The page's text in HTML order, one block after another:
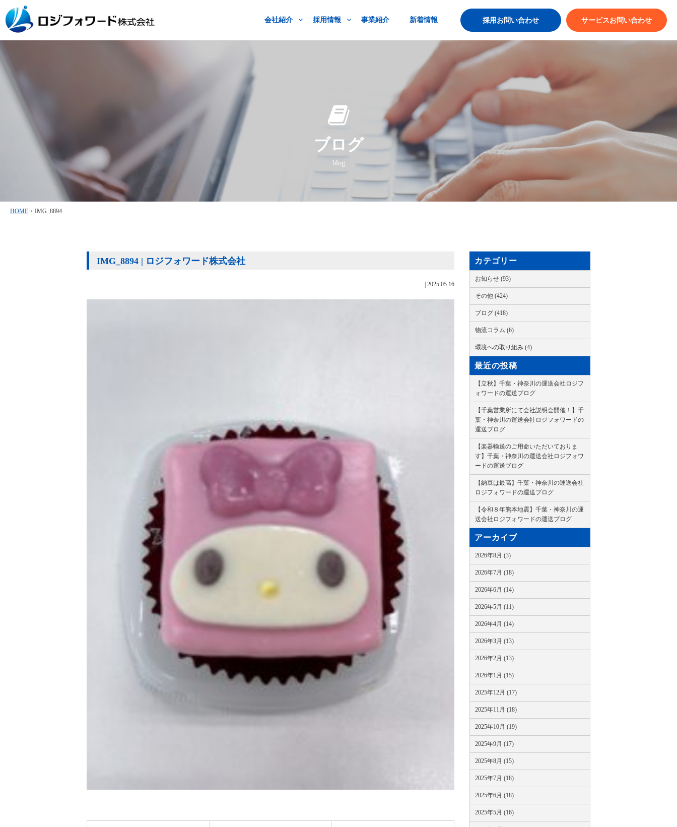
会社紹介 採用情報 事業紹介 新着情報 採用お問い合わせ サービスお問い合わせ
ブログ
blog
HOME / IMG_8894
IMG_8894 | ロジフォワード株式会社
2025.05.16
カテゴリー
お知らせ (93)
その他 (424)
ブログ (418)
物流コラム (6)
環境への取り組み (4)
最近の投稿
【立秋】千葉・神奈川の運送会社ロジフ
ォワードの運送ブログ
【千葉営業所にて会社説明会開催！】千
葉・神奈川の運送会社ロジフォワードの
運送ブログ
【楽器輸送のご用命いただいておりま
す】千葉・神奈川の運送会社ロジフォワ
ードの運送ブログ
【納豆は最高】千葉・神奈川の運送会社
ロジフォワードの運送ブログ
【令和８年熊本地震】千葉・神奈川の運
送会社ロジフォワードの運送ブログ
アーカイブ
2026年8月 (3)
2026年7月 (18)
2026年6月 (14)
2026年5月 (11)
2026年4月 (14)
2026年3月 (13)
2026年2月 (13)
2026年1月 (15)
2025年12月 (17)
2025年11月 (18)
2025年10月 (19)
2025年9月 (17)
2025年8月 (15)
2025年7月 (18)
2025年6月 (18)
2025年5月 (16)